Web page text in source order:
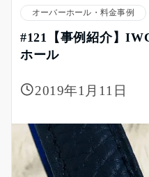
オーバーホール・料金事例
#121【事例紹介】
ホール
2019年1月11日